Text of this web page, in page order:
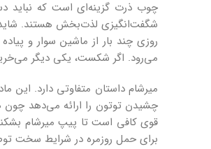
چوب ذرت گزینه‌ای است که نباید
شگفت‌انگیزی لذت‌بخش هستند. شاید
روزی چند بار از ماشین سوار و
می‌رود. اگر شکست، یکی دیگر
میرشام داستان متفاوتی دارد.
چشیدن توتون را ارائه می‌دهد
قوی کافی است تا پیپ میرشام
برای حمل روزمره در شرایط سخت